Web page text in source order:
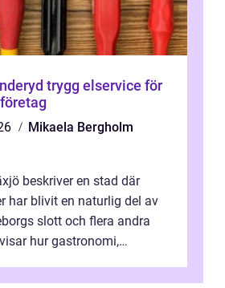
för
Mikaela Bergholm
beskriver en stad där
har blivit en naturlig del av
slott och flera andra
hur gastronomi,